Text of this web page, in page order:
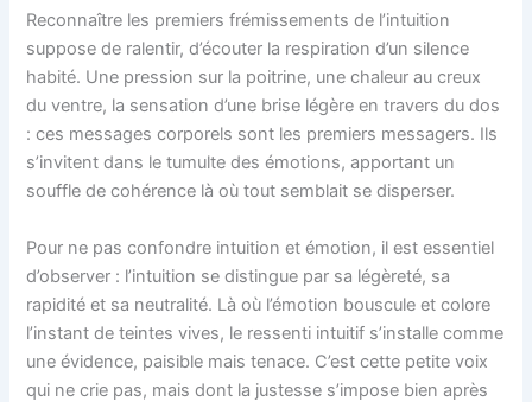
Reconnaître les premiers frémissements de l’intuition
suppose de ralentir, d’écouter la respiration d’un silence
habité. Une pression sur la poitrine, une chaleur au creux
du ventre, la sensation d’une brise légère en travers du dos
: ces messages corporels sont les premiers messagers. Ils
s’invitent dans le tumulte des émotions, apportant un
souffle de cohérence là où tout semblait se disperser.
Pour ne pas confondre intuition et émotion, il est essentiel
d’observer : l’intuition se distingue par sa légèreté, sa
rapidité et sa neutralité. Là où l’émotion bouscule et colore
l’instant de teintes vives, le ressenti intuitif s’installe comme
une évidence, paisible mais tenace. C’est cette petite voix
qui ne crie pas, mais dont la justesse s’impose bien après